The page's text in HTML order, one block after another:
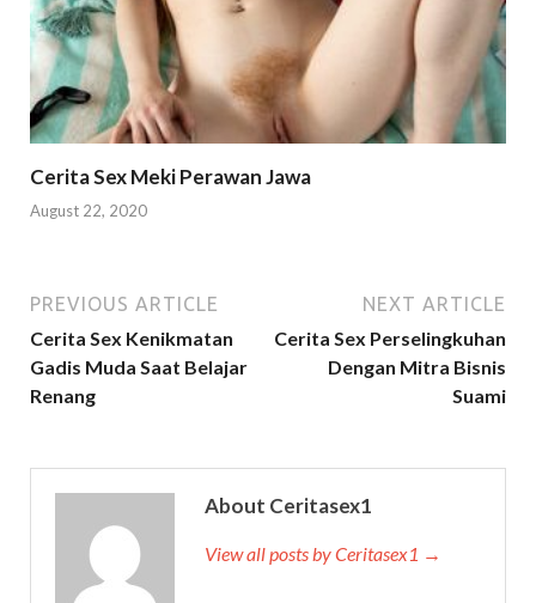
Cerita Sex Meki Perawan Jawa
August 22, 2020
PREVIOUS ARTICLE
Cerita Sex Kenikmatan
Gadis Muda Saat Belajar
Renang
NEXT ARTICLE
Cerita Sex Perselingkuhan
Dengan Mitra Bisnis
Suami
About Ceritasex1
View all posts by Ceritasex1 →